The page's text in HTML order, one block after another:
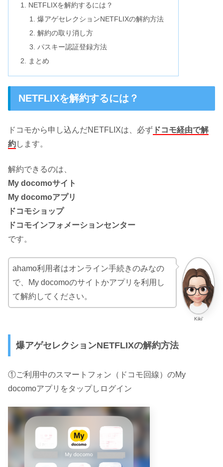
NETFLIXを解約するには？
爆アゲセレクションNETFLIXの解約方法
解約の取り消し方
パスキー認証登録方法
まとめ
NETFLIXを解約するには？
ドコモから申し込んだNETFLIXは、必ず ドコモ経由で解
約します。
解約できるのは、
My docomoサイト
My docomoアプリ
ドコモショップ
ドコモインフォメーションセンター
です。
Kiki’
ahamo利用者はオンライン手続きのみなの
で、My docomoのサイトかアプリを利用し
て解約してください。
爆アゲセレクションNETFLIXの解約方法
①ご利用中のスマートフォン（ドコモ回線）のMy
docomoアプリをタップしログイン